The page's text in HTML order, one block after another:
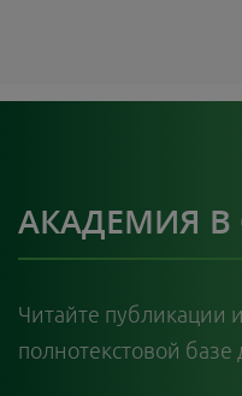
АКАДЕМИЯ
Читайте публикации
полнотекстовой базе